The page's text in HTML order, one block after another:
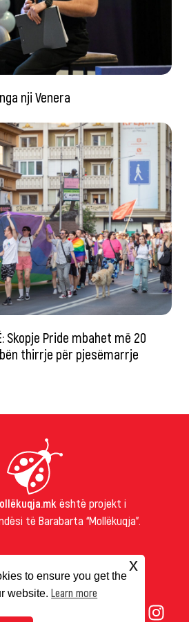
nji Venera
Skopje Pride mbahet më 20
thirrje për pjesëmarrje
është projekt i
të Barabarta “Mollëkuqja”.
to ensure you get the
website. Learn more
x